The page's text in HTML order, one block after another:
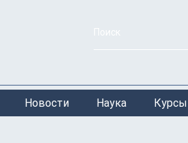
Новости Наука Курсы